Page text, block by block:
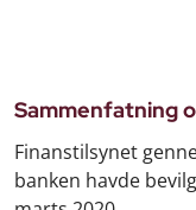
Sammenfatning
Finanstilsynet
banken havde